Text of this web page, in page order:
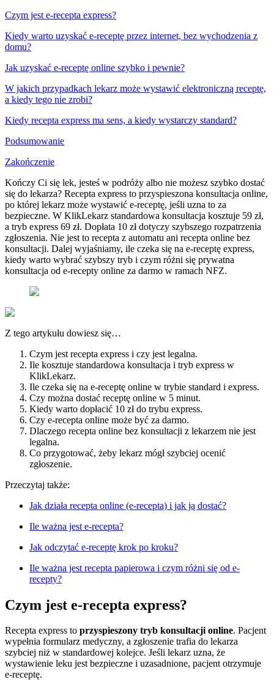
Czym jest e-recepta express?
Kiedy warto uzyskać e-receptę przez internet, bez wychodzenia z
domu?
Jak uzyskać e-receptę online szybko i pewnie?
W jakich przypadkach lekarz może wystawić elektroniczną receptę,
a kiedy tego nie zrobi?
Kiedy recepta express ma sens, a kiedy wystarczy standard?
Podsumowanie
Zakończenie
Kończy Ci się lek, jesteś w podróży albo nie możesz szybko dostać
się do lekarza? Recepta express to przyspieszona konsultacja online,
po której lekarz może wystawić e-receptę, jeśli uzna to za
bezpieczne. W KlikLekarz standardowa konsultacja kosztuje 59 zł,
a tryb express 69 zł. Dopłata 10 zł dotyczy szybszego rozpatrzenia
zgłoszenia. Nie jest to recepta z automatu ani recepta online bez
konsultacji. Dalej wyjaśniamy, ile czeka się na e-receptę express,
kiedy warto wybrać szybszy tryb i czym różni się prywatna
konsultacja od e-recepty online za darmo w ramach NFZ.
Z tego artykułu dowiesz się…
Czym jest recepta express i czy jest legalna.
Ile kosztuje standardowa konsultacja i tryb express w
KlikLekarz.
Ile czeka się na e-receptę online w trybie standard i express.
Czy można dostać receptę online w 5 minut.
Kiedy warto dopłacić 10 zł do trybu express.
Czy e-recepta online może być za darmo.
Dlaczego recepta online bez konsultacji z lekarzem nie jest
legalna.
Co przygotować, żeby lekarz mógł szybciej ocenić
zgłoszenie.
Przeczytaj także:
Jak działa recepta online (e-recepta) i jak ją dostać?
Ile ważna jest e-recepta?
Jak odczytać e-receptę krok po kroku?
Ile ważna jest recepta papierowa i czym różni się od e-
recepty?
Czym jest e-recepta express?
Recepta express to przyspieszony tryb konsultacji online. Pacjent
wypełnia formularz medyczny, a zgłoszenie trafia do lekarza
szybciej niż w standardowej kolejce. Jeśli lekarz uzna, że
wystawienie leku jest bezpieczne i uzasadnione, pacjent otrzymuje
e-receptę.